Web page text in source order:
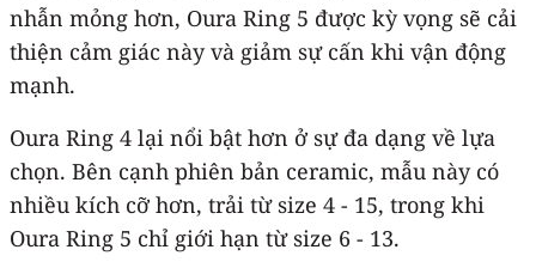
nhẫn mỏng hơn, Oura Ring 5 được kỳ vọng sẽ cải
thiện cảm giác này và giảm sự cấn khi vận động
mạnh.
Oura Ring 4 lại nổi bật hơn ở sự đa dạng về lựa
chọn. Bên cạnh phiên bản ceramic, mẫu này có
nhiều kích cỡ hơn, trải từ size 4 - 15, trong khi
Oura Ring 5 chỉ giới hạn từ size 6 - 13.